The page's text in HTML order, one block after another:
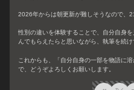
2026年からは朝更新が難しそうなので、
性別の違いを体験することで、自分自身
んでもらえたらと思いながら、執筆を続け
これからも、「自分自身の一部を物語に
で、どうぞよろしくお願いします。